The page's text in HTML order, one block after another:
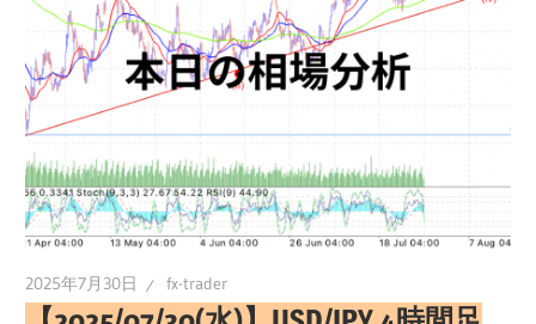
2025年7月30日 fx-trader